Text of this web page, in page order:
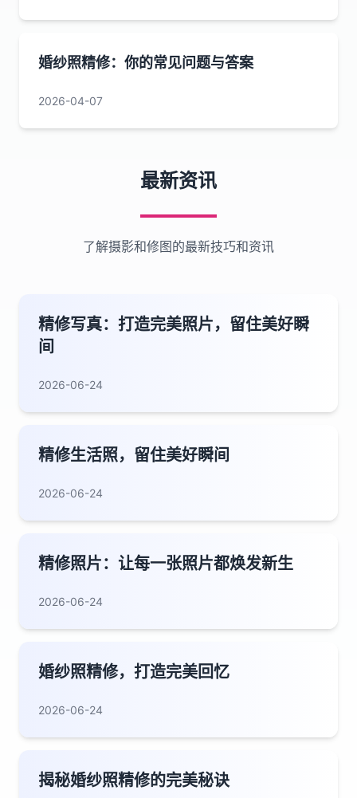
婚纱照精修：你的常见问题与答案
2026-04-07
最新资讯
了解摄影和修图的最新技巧和资讯
精修写真：打造完美照片，留住美好瞬
间
2026-06-24
精修生活照，留住美好瞬间
2026-06-24
精修照片：让每一张照片都焕发新生
2026-06-24
婚纱照精修，打造完美回忆
2026-06-24
揭秘婚纱照精修的完美秘诀